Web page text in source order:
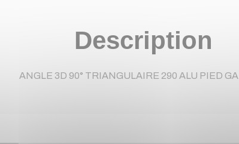
Description
ANGLE 3D 90° TRIANGULAIRE 290 ALU PIED